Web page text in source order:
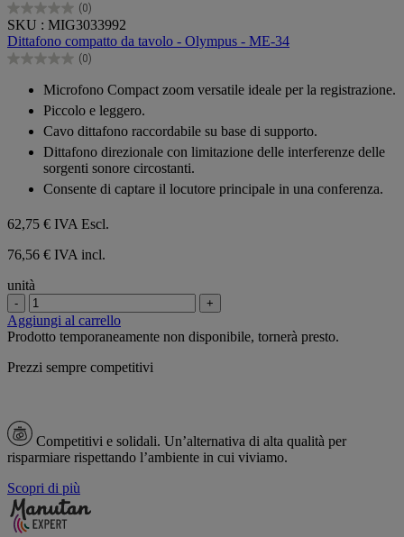
(0)
0.0
su
5
stelle.
SKU : MIG3033992
Dittafono compatto da tavolo - Olympus - ME-34
(0)
0.0
stelle.
Microfono Compact zoom versatile ideale per la registrazione.
Piccolo e leggero.
Cavo dittafono raccordabile su base di supporto.
Dittafono direzionale con limitazione delle interferenze delle
sorgenti sonore circostanti.
Consente di captare il locutore principale in una conferenza.
62,75 € IVA Escl.
76,56 € IVA incl.
unità
- +
Aggiungi al carrello
Prodotto temporaneamente non disponibile, tornerà presto.
Prezzi sempre competitivi
Competitivi e solidali. Un’alternativa di alta qualità per
risparmiare rispettando l’ambiente in cui viviamo.
Scopri di più